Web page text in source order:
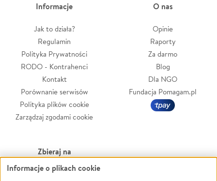
Informacje
Jak to działa?
Regulamin
Polityka Prywatności
RODO - Kontrahenci
Kontakt
Porównanie serwisów
Polityka plików cookie
Zarządzaj zgodami cookie
O nas
Opinie
Raporty
Za darmo
Blog
Dla NGO
Fundacja Pomagam.pl
Zbieraj na
Leczenie
Informacje o plikach cookie